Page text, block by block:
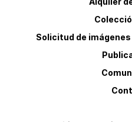
Solicitud de